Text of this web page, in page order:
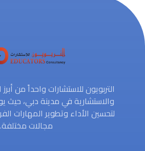
التربويون للاستشارات واحداً من
والاستشارية في مدينة دبي، حيث
لتحسين الأداء وتطوير المهارات
مجالات مختلفة.